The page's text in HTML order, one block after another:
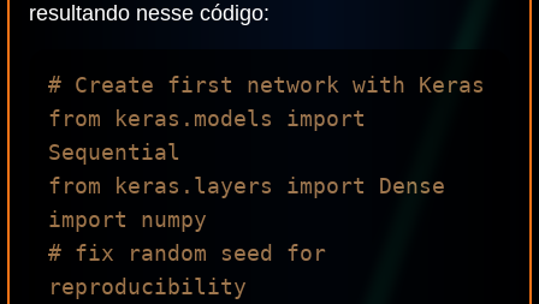
resultando nesse código:
# Create first network with Keras
from keras.models import
Sequential
from keras.layers import Dense
import numpy
# fix random seed for
reproducibility